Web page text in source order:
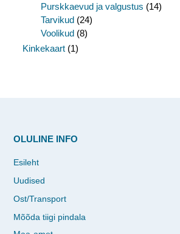
Purskkaevud ja valgustus (14)
Tarvikud (24)
Voolikud (8)
Kinkekaart (1)
OLULINE INFO
Esileht
Uudised
Ost/Transport
Mõõda tiigi pindala